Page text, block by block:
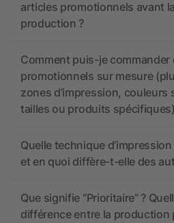
articles promotionnels avant la
production ?
Comment puis-je commander
promotionnels sur mesure
zones d’impression, couleurs
tailles ou produits
Quelle technique
et en quoi diffère-t-elle des
Que signifie “Prioritaire” ?
différence entre la production